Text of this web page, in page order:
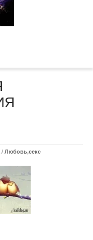
/ Любовь,секс